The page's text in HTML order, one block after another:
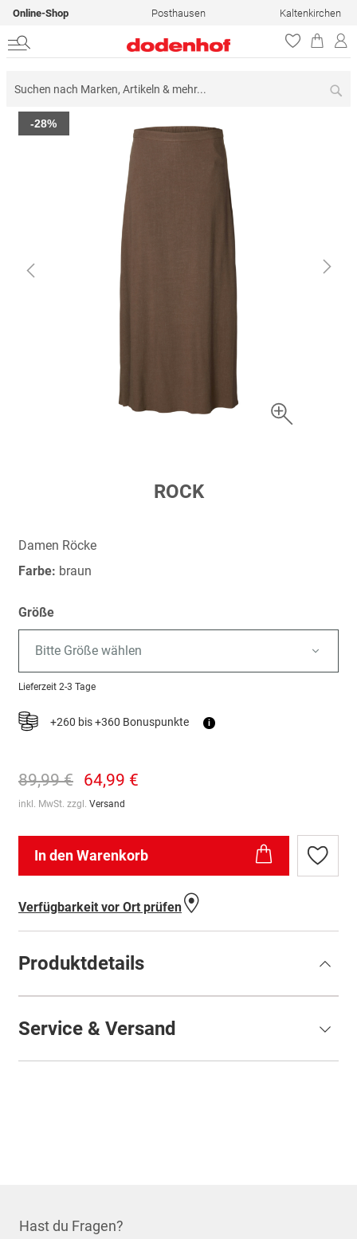
Online-Shop Posthausen Kaltenkirchen
Zum
Ende
-28%
springen
ROCK
Damen Röcke
Farbe: braun
Größe
Bitte Größe wählen
Lieferzeit 2-3 Tage
+260 bis +360 Bonuspunkte i
89,99 € 64,99 €
inkl. MwSt. zzgl. Versand
In den Warenkorb
Zur
Verfügbarkeit vor Ort prüfen
Produktdetails
Service & Versand
Hast du Fragen?